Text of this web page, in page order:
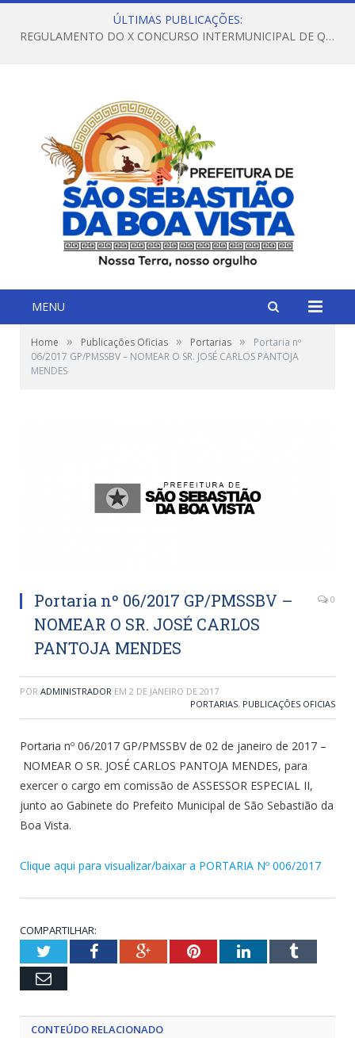
ÚLTIMAS PUBLICAÇÕES:
REGULAMENTO DO X CONCURSO INTERMUNICIPAL DE QUADRILHAS JUNINAS – 2026 – ARRAIÁ DA VENEZA
MENU
Home » Publicações Oficias » Portarias »
Portaria nº
06/2017 GP/PMSSBV – NOMEAR O SR. JOSÉ CARLOS PANTOJA
MENDES
Portaria nº 06/2017 GP/PMSSBV –
NOMEAR O SR. JOSÉ CARLOS
PANTOJA MENDES
0
POR ADMINISTRADOR EM 2 DE JANEIRO DE 2017
PORTARIAS, PUBLICAÇÕES OFICIAS
Portaria nº 06/2017 GP/PMSSBV de 02 de janeiro de 2017 –
NOMEAR O SR. JOSÉ CARLOS PANTOJA MENDES, para
exercer o cargo em comissão de ASSESSOR ESPECIAL II,
junto ao Gabinete do Prefeito Municipal de São Sebastião da
Boa Vista.
Clique aqui para visualizar/baixar a PORTARIA Nº 006/2017
COMPARTILHAR:
TwitterFacebookGoogle+PinterestLinkedInTumblr
Email
CONTEÚDO RELACIONADO